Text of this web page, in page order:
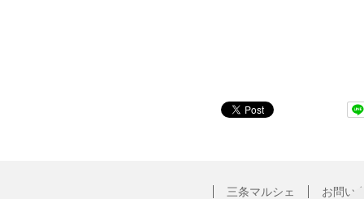
三条マルシェ お問い